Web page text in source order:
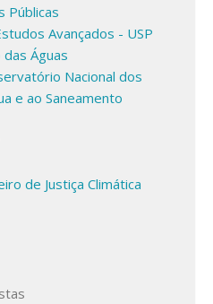
Públicas
Avançados - USP
Águas
Nacional dos
e ao Saneamento
de Justiça Climática